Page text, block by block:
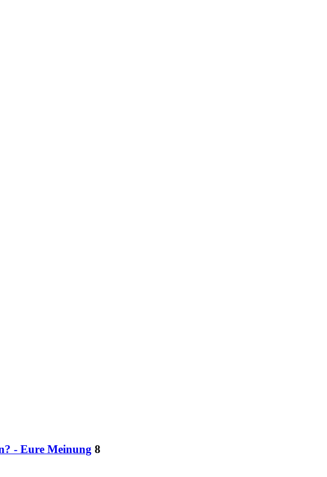
- Eure Meinung 8